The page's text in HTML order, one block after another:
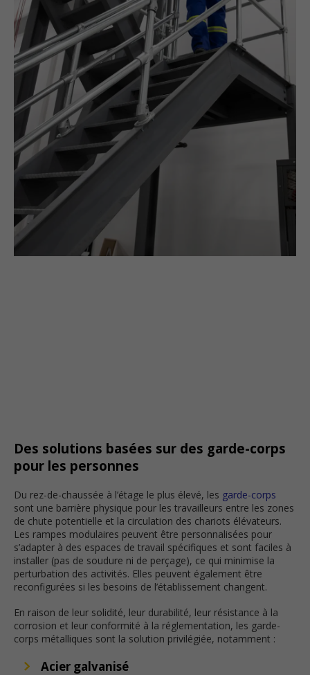
Des solutions basées sur des garde-corps
pour les personnes
Du rez-de-chaussée à l’étage le plus élevé, les garde-corps
sont une barrière physique pour les travailleurs entre les zones
de chute potentielle et la circulation des chariots élévateurs.
Les rampes modulaires peuvent être personnalisées pour
s’adapter à des espaces de travail spécifiques et sont faciles à
installer (pas de soudure ni de perçage), ce qui minimise la
perturbation des activités. Elles peuvent également être
reconfigurées si les besoins de l’établissement changent.
En raison de leur solidité, leur durabilité, leur résistance à la
corrosion et leur conformité à la réglementation, les garde-
corps métalliques sont la solution privilégiée, notamment :
Acier galvanisé